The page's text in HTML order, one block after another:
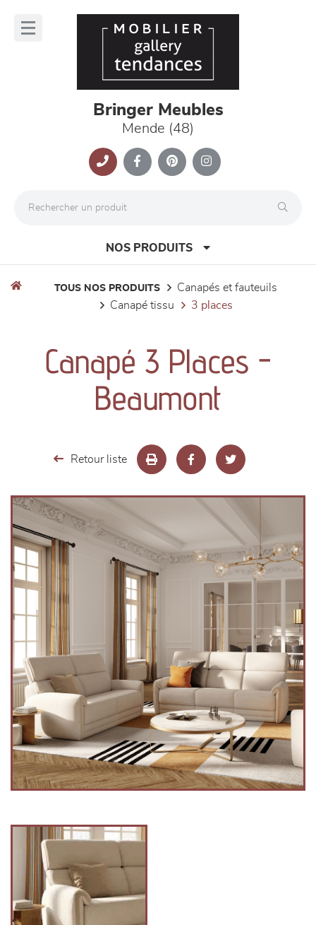
Bringer Meubles
Mende (48)
NOS PRODUITS
séjours
meubles de complément
décoration
TOUS NOS PRODUITS
canapés et fauteuils
canapé tissu
3 places
Canapé 3 Places -
Beaumont
Retour liste